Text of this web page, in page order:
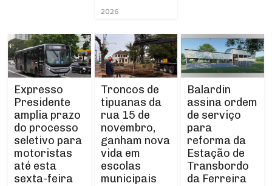
2026
Expresso
Presidente
amplia prazo
do processo
seletivo para
motoristas
até esta
sexta-feira
Troncos de
tipuanas da
rua 15 de
novembro,
ganham nova
vida em
escolas
municipais
Balardin
assina ordem
de serviço
para
reforma da
Estação de
Transbordo
da Ferreira